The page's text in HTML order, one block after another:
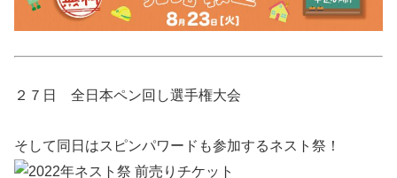
２７日 全日本ペン回し選手権大会
そして同日はスピンパワードも参加するネスト祭！